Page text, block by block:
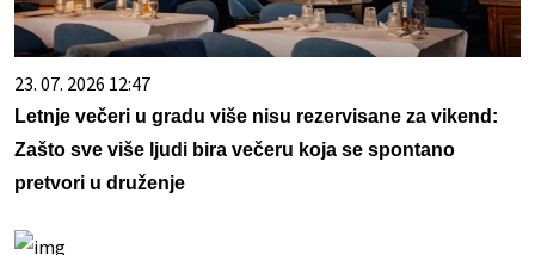
23. 07. 2026 12:47
Letnje večeri u gradu više nisu rezervisane za vikend:
Zašto sve više ljudi bira večeru koja se spontano
pretvori u druženje